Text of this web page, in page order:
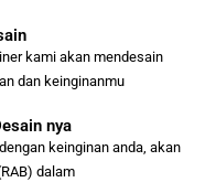
kami akan mendesain
dan keinginanmu
nya
keinginan anda, akan
dalam